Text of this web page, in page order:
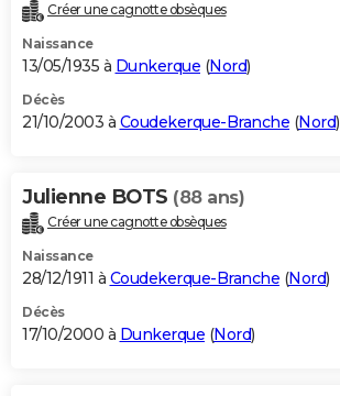
Créer une cagnotte obsèques
Naissance
13/05/1935 à Dunkerque (Nord)
Décès
21/10/2003 à Coudekerque-Branche (Nord)
Julienne BOTS (88 ans)
Créer une cagnotte obsèques
Naissance
28/12/1911 à Coudekerque-Branche (Nord)
Décès
17/10/2000 à Dunkerque (Nord)